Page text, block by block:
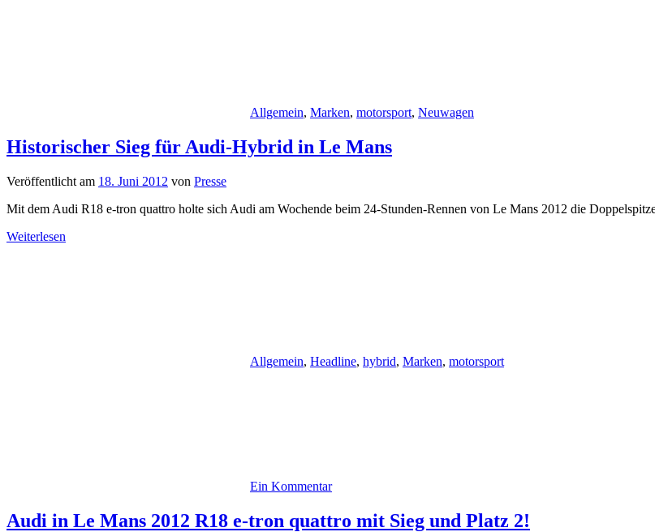
Allgemein, Marken, motorsport, Neuwagen
Historischer Sieg für Audi-Hybrid in Le Mans
Veröffentlicht am 18. Juni 2012 von Presse
Mit dem Audi R18 e-tron quattro holte sich Audi am Wochende beim 24-Stunden-Rennen von Le Mans 2012 die
Weiterlesen
Allgemein, Headline, hybrid, Marken, motorsport
Ein Kommentar
Audi in Le Mans 2012 R18 e-tron quattro mit Sieg und Platz 2!